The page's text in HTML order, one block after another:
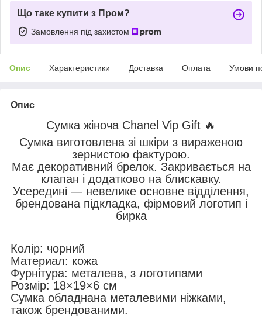
Що таке купити з Пром?
Замовлення під захистом
Опис Характеристики Доставка Оплата Умови
Опис
Сумка жіноча Chanel Vip Gift 🔥
Сумка виготовлена зі шкіри з вираженою
зернистою фактурою.
Має декоративний брелок. Закривається на
клапан і додатково на блискавку.
Усередині — невелике основне відділення,
брендована підкладка, фірмовий логотип і
бирка
Колір: чорний
Материал: кожа
Фурнітура: металева, з логотипами
Розмір: 18×19×6 см
Сумка обладнана металевими ніжками,
також брендованими.